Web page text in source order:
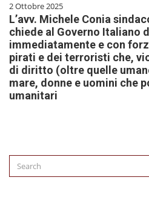
2 Ottobre 2025
L’avv. Michele Conia
chiede al Governo Italiano
immediatamente e con
pirati e dei terroristi che,
di diritto (oltre quelle
mare, donne e uomini che
umanitari
Search
for: